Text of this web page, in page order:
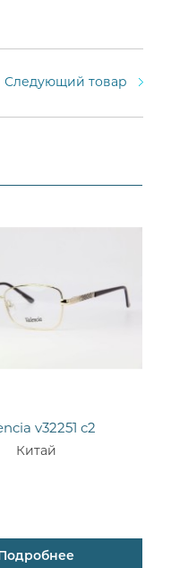
Следующий товар
v32251 c2
Китай